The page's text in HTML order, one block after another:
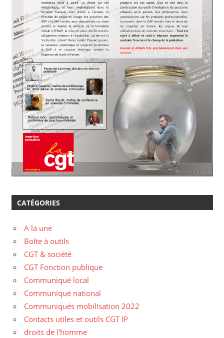
CATÉGORIES
A la une
Boîte à outils
CGT & société
CGT Fonction publique
Communiqué local
Communiqué national
Communiqués mobilisation 2022
Contacts utiles et outils CGT IP
droits de l'homme